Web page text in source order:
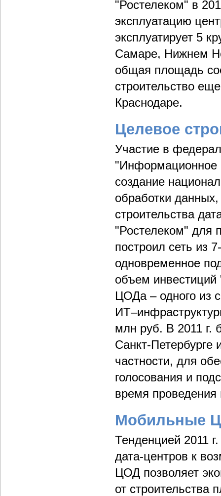
"Ростелеком" в
эксплуатацию
эксплуатирует 5
Самаре, Нижнем
общая площадь
строительство
Краснодаре.
Целевое
Участие в
"Информационное
создание
обработки
строительства
"Ростелеком" для
построил сеть из
одновременное
объем инвестиций
ЦОДа – одного из
млн руб. В 2011 г.
Санкт-
частности, для
голосования и
время
Мобильные
Тенденцией 2011
дата-центров к
ЦОД позволяет
от строительства